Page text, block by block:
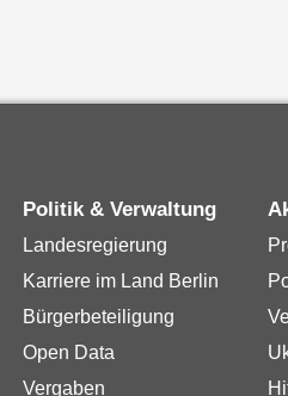
Politik & Verwaltung
Landesregierung
Karriere im Land Berlin
Bürgerbeteiligung
Open Data
Vergaben